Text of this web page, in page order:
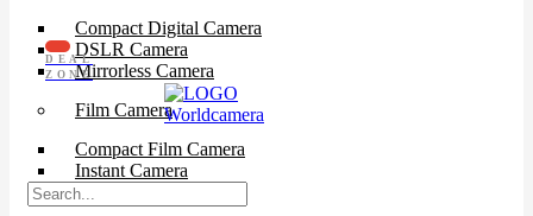
Compact Digital Camera
DSLR Camera
Mirrorless Camera
Film Camera
Compact Film Camera
Instant Camera
SLR Camera
DEAL
ZONE